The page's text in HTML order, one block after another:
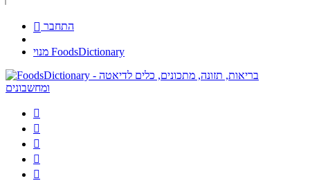
 התחבר
מנוי FoodsDictionary




